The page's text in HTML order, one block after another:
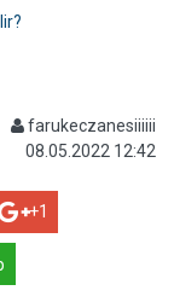
farukeczanesiiiiii
08.05.2022 12:42
+1